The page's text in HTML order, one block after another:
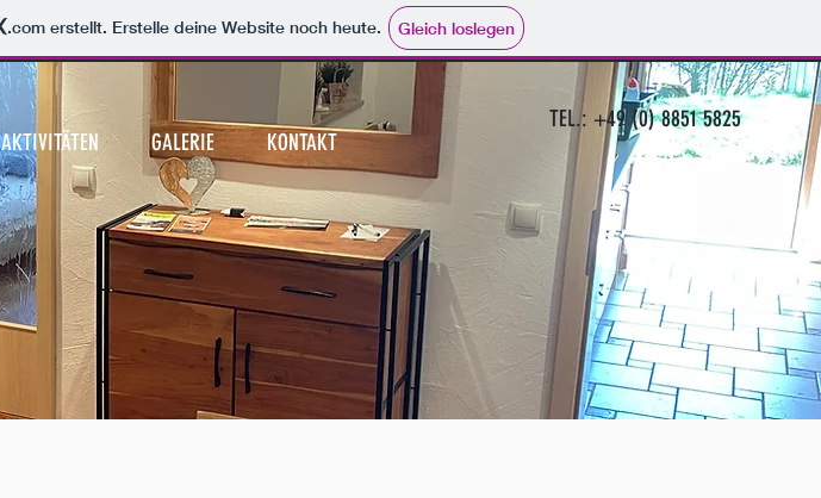
.com erstellt. Erstelle deine Website noch heute. Gleich loslegen
TEL.: +49 (0) 8851 5825
AKTIVITÄTEN GALERIE KONTAKT